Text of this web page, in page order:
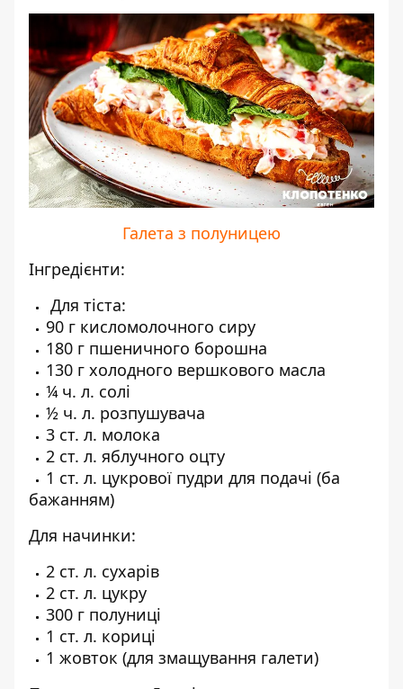
Галета з полуницею
Інгредієнти:
Для тіста:
90 г кисломолочного сиру
180 г пшеничного борошна
130 г холодного вершкового масла
¼ ч. л. солі
½ ч. л. розпушувача
3 ст. л. молока
2 ст. л. яблучного оцту
1 ст. л. цукрової пудри для подачі (ба
бажанням)
Для начинки:
2 ст. л. сухарів
2 ст. л. цукру
300 г полуниці
1 ст. л. кориці
1 жовток (для змащування галети)